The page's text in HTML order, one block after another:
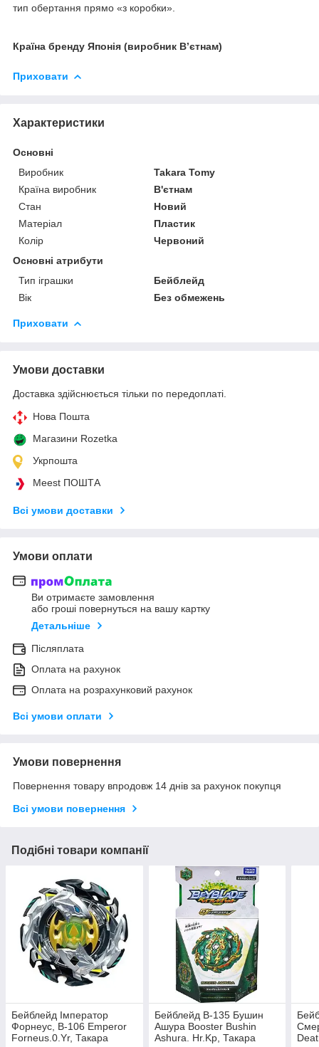
тип обертання прямо «з коробки».
Країна бренду Японія (виробник Вʼєтнам)
Приховати
Характеристики
Основні
Виробник
Takara Tomy
Країна виробник
В'єтнам
Стан
Новий
Матеріал
Пластик
Колір
Червоний
Основні атрибути
Тип іграшки
Бейблейд
Вік
Без обмежень
Приховати
Умови доставки
Доставка здійснюється тільки по передоплаті.
Нова Пошта
Магазини Rozetka
Укрпошта
Meest ПОШТА
Всі умови доставки
Умови оплати
Ви отримаєте замовлення
або гроші повернуться на вашу картку
Детальніше
Післяплата
Оплата на рахунок
Оплата на розрахунковий рахунок
Всі умови оплати
Умови повернення
Повернення товару впродовж 14 днів за рахунок покупця
Всі умови повернення
Подібні товари компанії
Бейблейд Імператор
Форнеус, B-106 Emperor
Forneus.0.Yr, Такара
Бейблейд B-135 Бушин
Ашура Booster Bushin
Ashura. Hr.Kp, Такара